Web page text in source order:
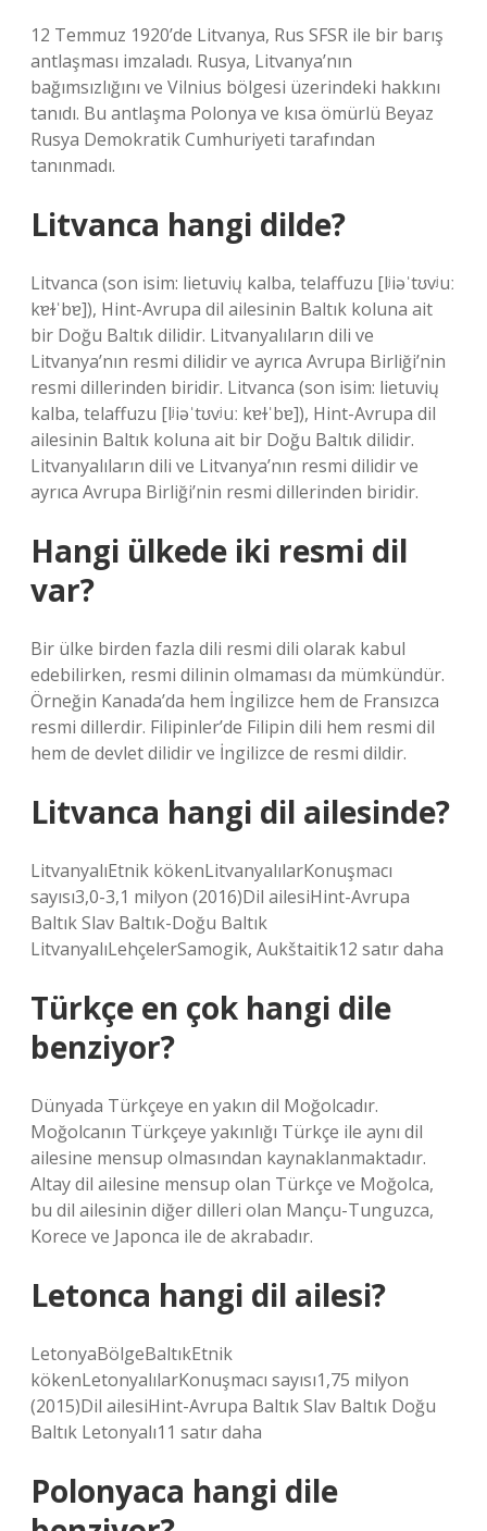
12 Temmuz 1920’de Litvanya, Rus SFSR ile bir barış
antlaşması imzaladı. Rusya, Litvanya’nın
bağımsızlığını ve Vilnius bölgesi üzerindeki hakkını
tanıdı. Bu antlaşma Polonya ve kısa ömürlü Beyaz
Rusya Demokratik Cumhuriyeti tarafından
tanınmadı.
Litvanca hangi dilde?
Litvanca (son isim: lietuvių kalba, telaffuzu [lʲiəˈtʊvʲuː
kɐɫˈbɐ]), Hint-Avrupa dil ailesinin Baltık koluna ait
bir Doğu Baltık dilidir. Litvanyalıların dili ve
Litvanya’nın resmi dilidir ve ayrıca Avrupa Birliği’nin
resmi dillerinden biridir. Litvanca (son isim: lietuvių
kalba, telaffuzu [lʲiəˈtʊvʲuː kɐɫˈbɐ]), Hint-Avrupa dil
ailesinin Baltık koluna ait bir Doğu Baltık dilidir.
Litvanyalıların dili ve Litvanya’nın resmi dilidir ve
ayrıca Avrupa Birliği’nin resmi dillerinden biridir.
Hangi ülkede iki resmi dil
var?
Bir ülke birden fazla dili resmi dili olarak kabul
edebilirken, resmi dilinin olmaması da mümkündür.
Örneğin Kanada’da hem İngilizce hem de Fransızca
resmi dillerdir. Filipinler’de Filipin dili hem resmi dil
hem de devlet dilidir ve İngilizce de resmi dildir.
Litvanca hangi dil ailesinde?
LitvanyalıEtnik kökenLitvanyalılarKonuşmacı
sayısı3,0-3,1 milyon (2016)Dil ailesiHint-Avrupa
Baltık Slav Baltık-Doğu Baltık
LitvanyalıLehçelerSamogik, Aukštaitik12 satır daha
Türkçe en çok hangi dile
benziyor?
Dünyada Türkçeye en yakın dil Moğolcadır.
Moğolcanın Türkçeye yakınlığı Türkçe ile aynı dil
ailesine mensup olmasından kaynaklanmaktadır.
Altay dil ailesine mensup olan Türkçe ve Moğolca,
bu dil ailesinin diğer dilleri olan Mançu-Tunguzca,
Korece ve Japonca ile de akrabadır.
Letonca hangi dil ailesi?
LetonyaBölgeBaltıkEtnik
kökenLetonyalılarKonuşmacı sayısı1,75 milyon
(2015)Dil ailesiHint-Avrupa Baltık Slav Baltık Doğu
Baltık Letonyalı11 satır daha
Polonyaca hangi dile